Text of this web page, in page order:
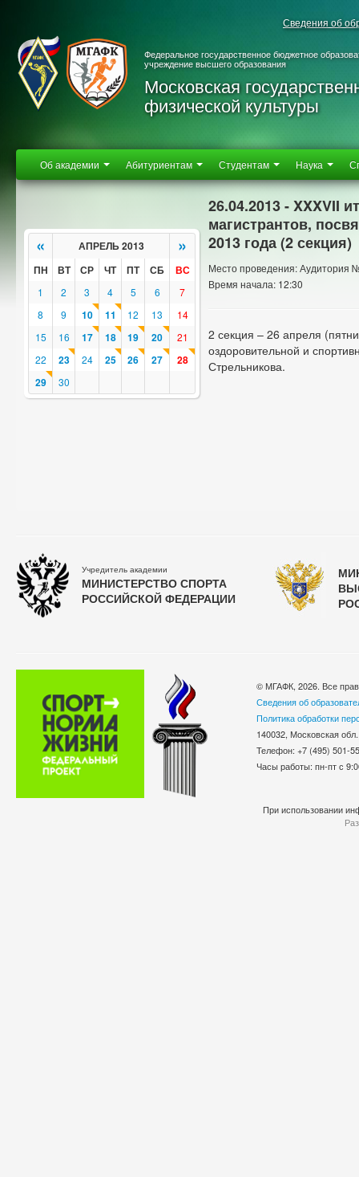
Сведения об
Федеральное государственное бюджетное
учреждение высшего образования
Московская
физической культуры
Об академии Абитуриентам Студентам Наука
« АПРЕЛЬ 2013 »
ПН ВТ СР ЧТ ПТ СБ ВС
1 2 3 4 5 6
7
8
9 10 11 12 13
14
15
16 17 18 19 20
21
22
23 24 25 26 27
28
29
30
26.04.2013 - XXXVII
магистрантов,
2013 года (2 секция)
Место проведения: Аудитория
Время начала: 12:30
2 секция – 26 апреля
оздоровительной и
Стрельникова.
Учредитель академии
МИНИСТЕРСТВО СПОРТА
РОССИЙСКОЙ ФЕДЕРАЦИИ
© МГАФК, 2026. Все
Сведения об
Политика обработки
140032, Московская
Телефон: +7 (495)
Часы работы: пн-пт с
При использовании